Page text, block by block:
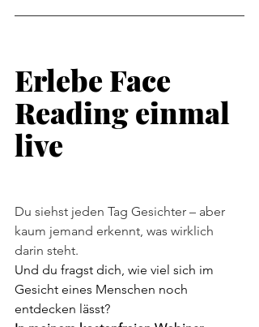
Erlebe Face
Reading einmal
live
Du siehst jeden Tag Gesichter – aber
kaum jemand erkennt, was wirklich
darin steht.
Und du fragst dich, wie viel sich im
Gesicht eines Menschen noch
entdecken lässt?